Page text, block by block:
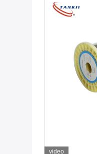
video